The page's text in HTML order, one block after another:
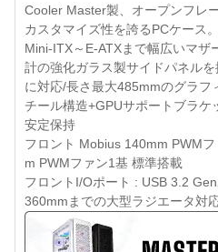
Cooler Master製、オープンフレ
カスタマイズ性を誇るPCケース。
Mini-ITX～E-ATXまで幅広いマザ
計の強化ガラス製サイドパネル
に対応/長さ最大485mmのグラフ
チール構造+GPUサポートブラケ
安定保持
フロント Mobius 140mm PWM
m PWMファン1基 標準搭載
フロントI/Oポート : USB 3.2
360mmまでの大型ラジエータ対